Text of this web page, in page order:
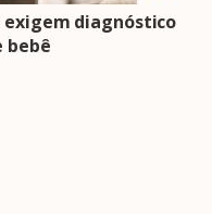
diagnóstico
bebê